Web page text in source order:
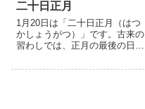
二十日正月
1月20日は「二十日正月（はつ
かしょうがつ）」です。古来の
習わしでは、正月の最後の日、
す。一年の汚れを落として年神